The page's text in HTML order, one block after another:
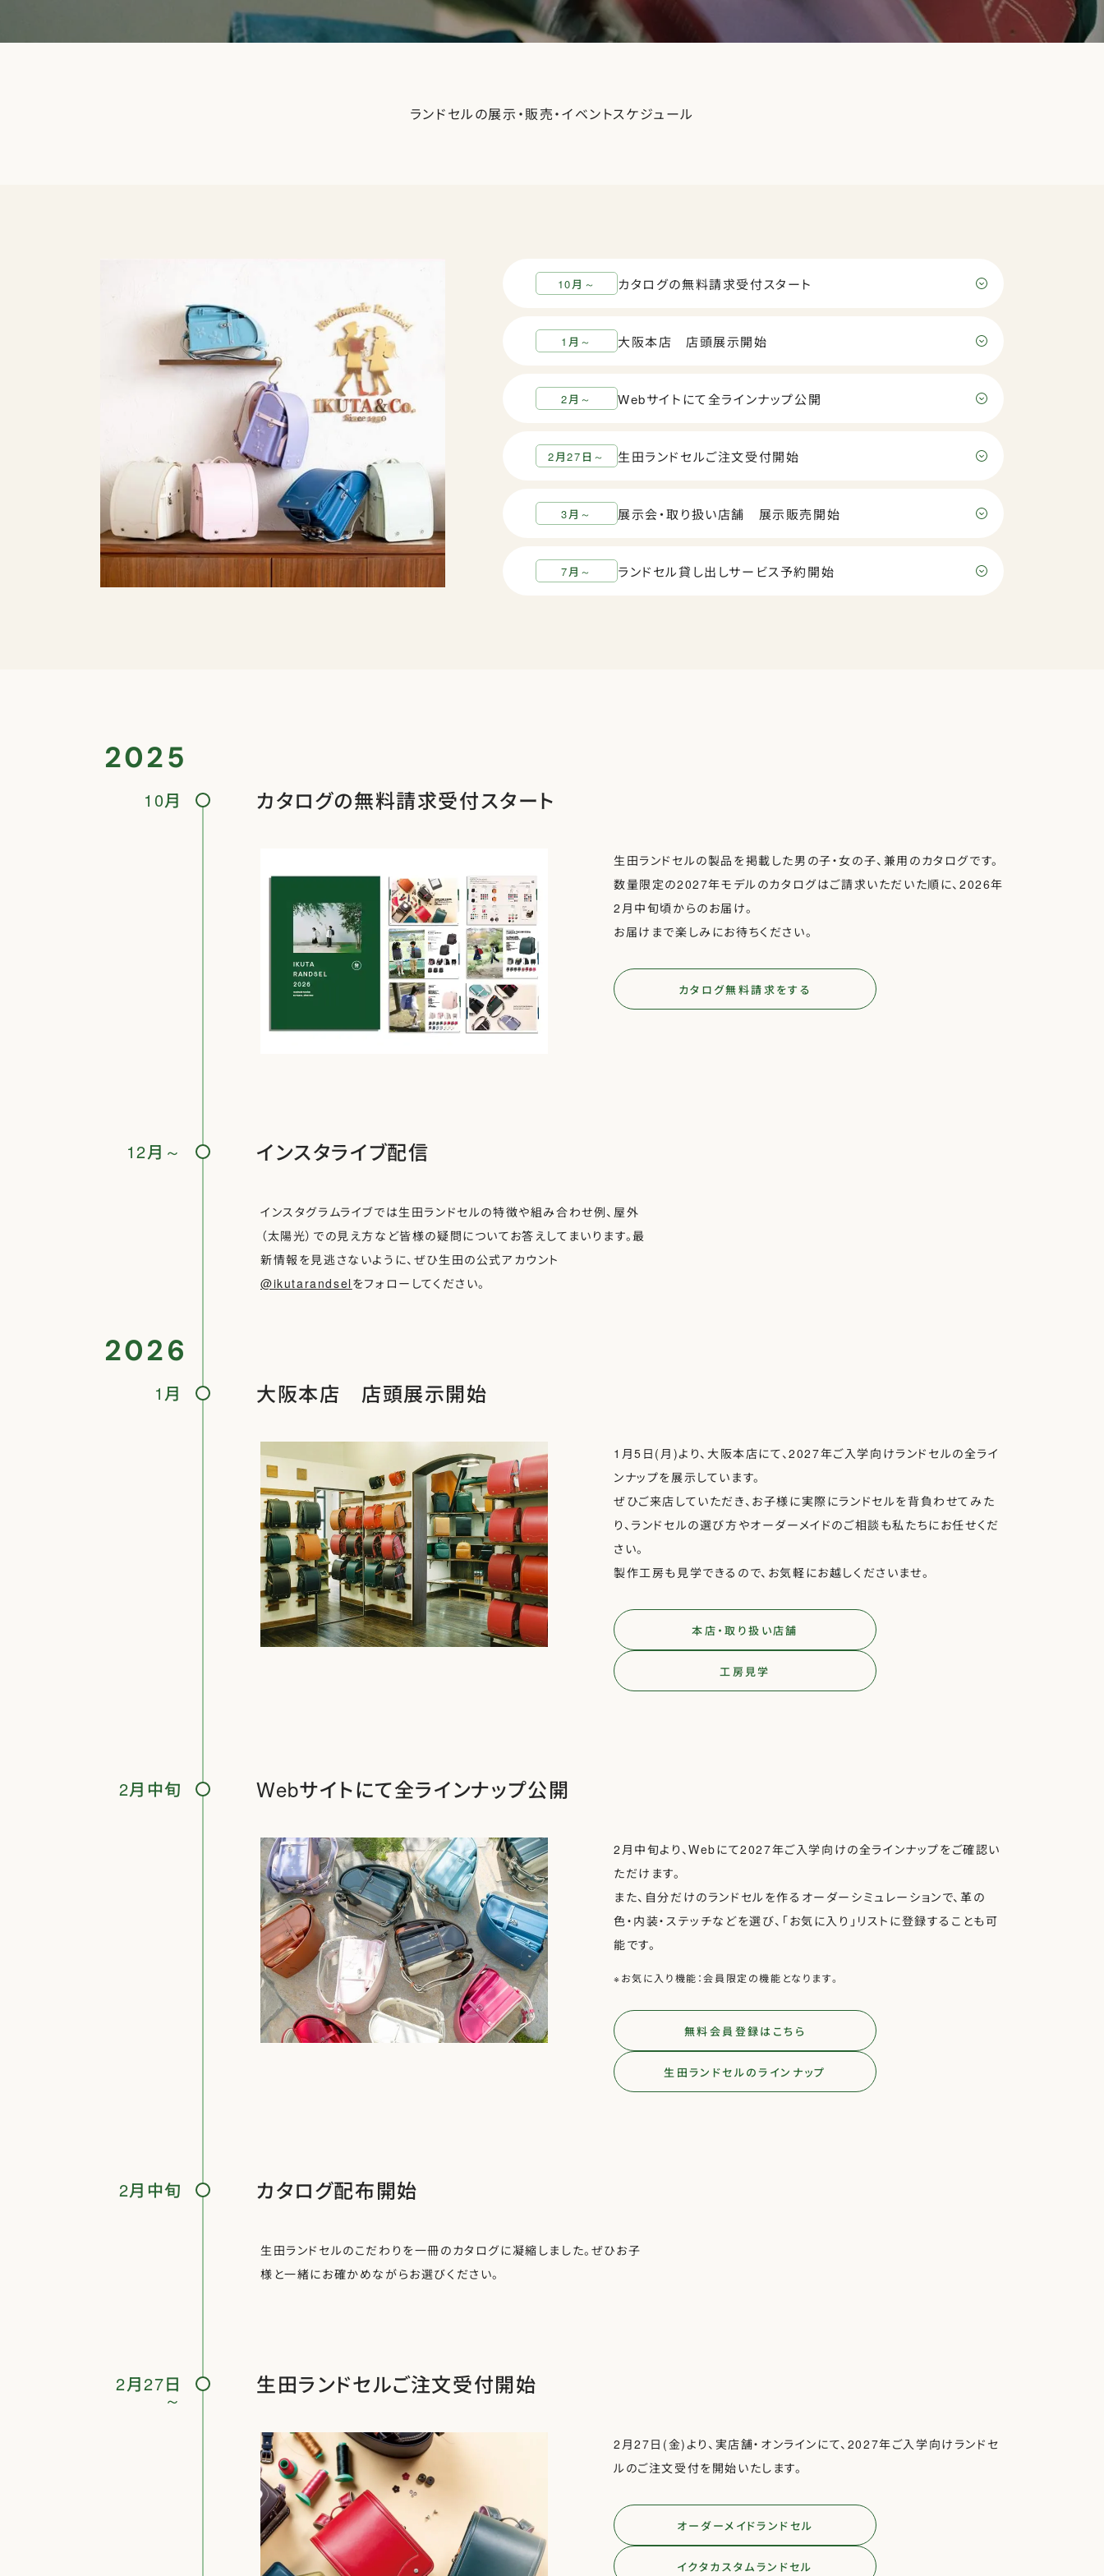
ランドセルの展示・販売・イベントスケジュール
10月～ カタログの無料請求受付スタート
1月～ 大阪本店 店頭展示開始
2月～ Webサイトにて全ラインナップ公開
2月27日～ 生田ランドセルご注文受付開始
3月～ 展示会・取り扱い店舗 展示販売開始
7月～ ランドセル貸し出しサービス予約開始
2025
10月 カタログの無料請求受付スタート
生田ランドセルの製品を掲載した男の子・女の子、兼用のカタログです。
数量限定の2027年モデルのカタログはご請求いただいた順に、2026年
2月中旬頃からのお届け。
お届けまで楽しみにお待ちください。
カタログ無料請求をする
12月～ インスタライブ配信
インスタグラムライブでは生田ランドセルの特徴や組み合わせ例、屋外
（太陽光）での見え方など皆様の疑問についてお答えしてまいります。最
新情報を見逃さないように、ぜひ生田の公式アカウント
@ikutarandsel をフォローしてください。
2026
1月 大阪本店 店頭展示開始
1月5日(月)より、大阪本店にて、2027年ご入学向けランドセルの全ライ
ンナップを展示しています。
ぜひご来店していただき、お子様に実際にランドセルを背負わせてみた
り、ランドセルの選び方やオーダーメイドのご相談も私たちにお任せくだ
さい。
製作工房も見学できるので、お気軽にお越しくださいませ。
本店・取り扱い店舗
工房見学
2月中旬 Webサイトにて全ラインナップ公開
2月中旬より、Webにて2027年ご入学向けの全ラインナップをご確認い
ただけます。
また、自分だけのランドセルを作るオーダーシミュレーションで、革の
色・内装・ステッチなどを選び、「お気に入り」リストに登録することも可
能です。
※お気に入り機能：会員限定の機能となります。
無料会員登録はこちら
生田ランドセルのラインナップ
2月中旬 カタログ配布開始
生田ランドセルのこだわりを一冊のカタログに凝縮しました。ぜひお子
様と一緒にお確かめながらお選びください。
2月27日
～
生田ランドセルご注文受付開始
2月27日(金)より、実店舗・オンラインにて、2027年ご入学向けランドセ
ルのご注文受付を開始いたします。
オーダーメイドランドセル
イクタカスタムランドセル